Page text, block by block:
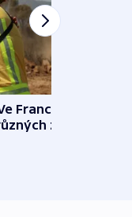
Francii
zemí